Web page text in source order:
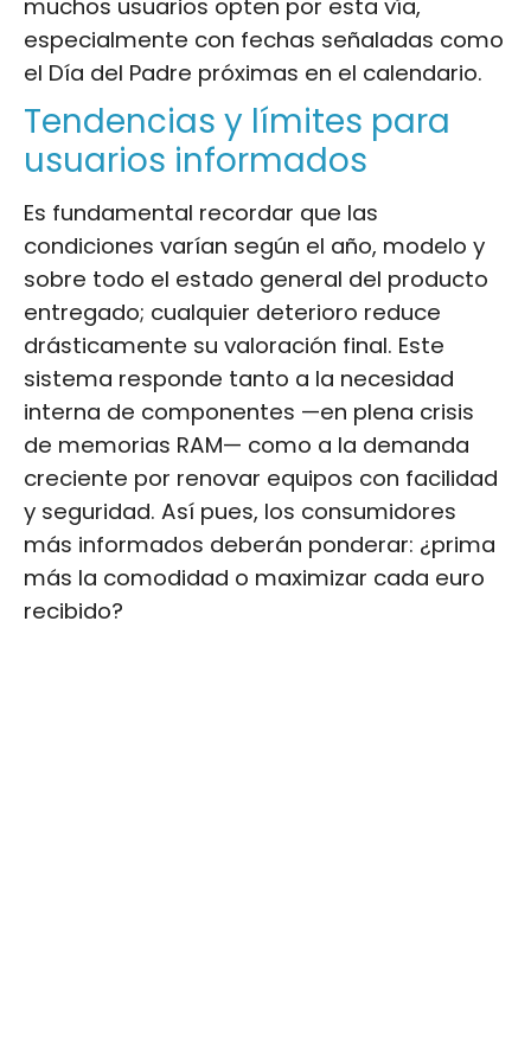
muchos usuarios opten por esta vía,
especialmente con fechas señaladas como
el Día del Padre próximas en el calendario.
Tendencias y límites para
usuarios informados
Es fundamental recordar que las
condiciones varían según el año, modelo y
sobre todo el estado general del producto
entregado; cualquier deterioro reduce
drásticamente su valoración final. Este
sistema responde tanto a la necesidad
interna de componentes —en plena crisis
de memorias RAM— como a la demanda
creciente por renovar equipos con facilidad
y seguridad. Así pues, los consumidores
más informados deberán ponderar: ¿prima
más la comodidad o maximizar cada euro
recibido?